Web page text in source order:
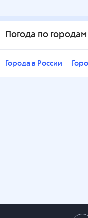
Погода по городам
Города в России